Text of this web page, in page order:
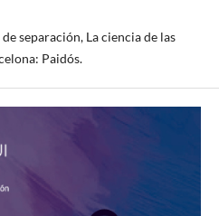
separación, La ciencia de las
Paidós.